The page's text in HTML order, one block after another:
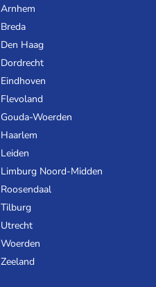
Arnhem
Breda
Den Haag
Dordrecht
Eindhoven
Flevoland
Gouda-Woerden
Haarlem
Leiden
Limburg Noord-Midden
Roosendaal
Tilburg
Utrecht
Woerden
Zeeland